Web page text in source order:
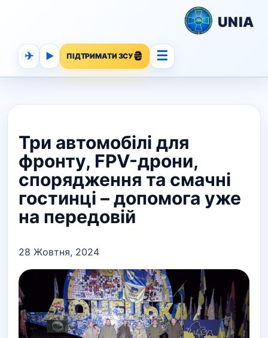
UNIA
✈ ▶ ПІДТРИМАТИ ЗСУ ☰
Три автомобілі для
фронту, FPV-дрони,
спорядження та смачні
гостинці – допомога уже
на передовій
28 Жовтня, 2024